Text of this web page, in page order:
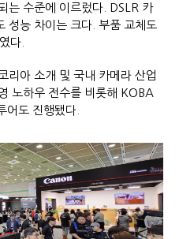
는 수준에 이르렀다. DSLR 카
성능 차이는 크다. 부품 교체도
다.
리아 소개 및 국내 카메라 산업
노하우 전수를 비롯해 KOBA
어도 진행됐다.